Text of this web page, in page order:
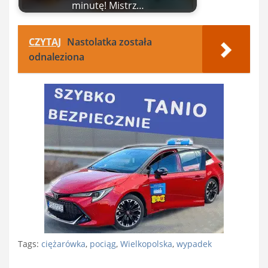
minutę! Mistrz…
CZYTAJ Nastolatka została
odnaleziona
Tags: ciężarówka, pociąg, Wielkopolska, wypadek